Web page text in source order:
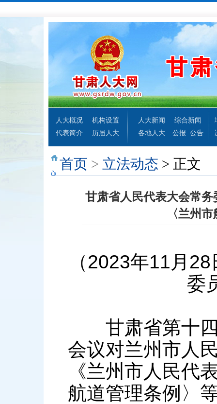
人大概况
机构设置
代表简介
历届人大
人大新闻
综合新闻
各地人大
公报 公告
首页 > 立法动态 > 正文
甘肃省人民代表大会常
〈兰州
（2023年11月
委
甘肃省第十四
会议对兰州市人
《兰州市人民代
航道管理条例〉